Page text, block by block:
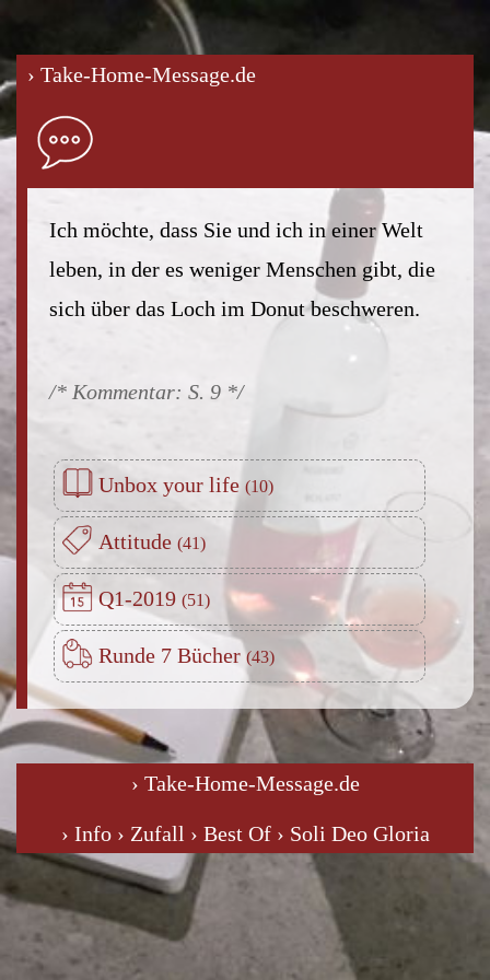
› Take-Home-Message.de
Ich möchte, dass Sie und ich in einer Welt
leben, in der es weniger Menschen gibt, die
sich über das Loch im Donut beschweren.
S. 9
Unbox your life
Attitude
Q1-2019
Runde 7 Bücher
› Take-Home-Message.de
› Info › Zufall › Best Of › Soli Deo Gloria